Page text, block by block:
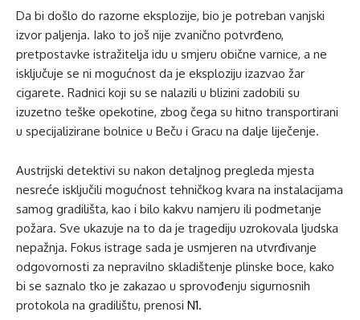
Da bi došlo do razorne eksplozije, bio je potreban vanjski
izvor paljenja. Iako to još nije zvanično potvrđeno,
pretpostavke istražitelja idu u smjeru obične varnice, a ne
isključuje se ni mogućnost da je eksploziju izazvao žar
cigarete. Radnici koji su se nalazili u blizini zadobili su
izuzetno teške opekotine, zbog čega su hitno transportirani
u specijalizirane bolnice u Beču i Gracu na dalje liječenje.
Austrijski detektivi su nakon detaljnog pregleda mjesta
nesreće isključili mogućnost tehničkog kvara na instalacijama
samog gradilišta, kao i bilo kakvu namjeru ili podmetanje
požara. Sve ukazuje na to da je tragediju uzrokovala ljudska
nepažnja. Fokus istrage sada je usmjeren na utvrđivanje
odgovornosti za nepravilno skladištenje plinske boce, kako
bi se saznalo tko je zakazao u sprovođenju sigurnosnih
protokola na gradilištu, prenosi N1.